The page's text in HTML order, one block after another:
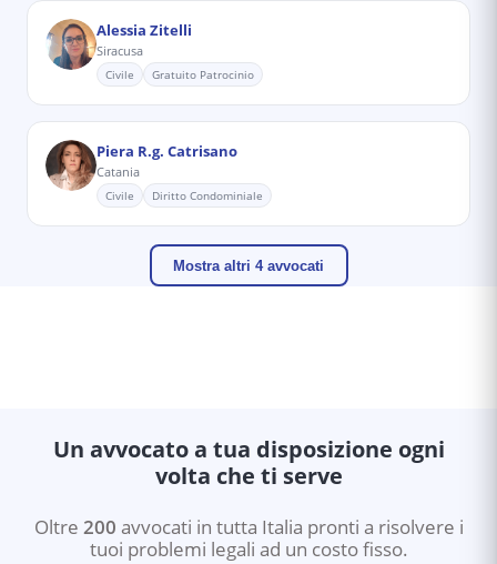
Alessia Zitelli
Siracusa
Civile Gratuito Patrocinio
Piera R.g. Catrisano
Catania
Civile Diritto Condominiale
Mostra altri 4 avvocati
Un avvocato a tua disposizione ogni
volta che ti serve
Oltre 200 avvocati in tutta Italia pronti a risolvere i
tuoi problemi legali ad un costo fisso.